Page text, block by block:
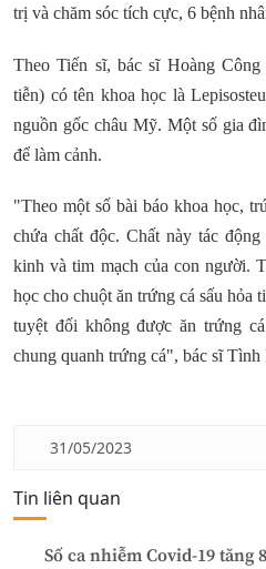
trị và chăm sóc tích cực, 6 bệnh
Theo Tiến sĩ, bác sĩ Hoàng
tiễn) có tên khoa học là
nguồn gốc châu Mỹ. Một số gia
để làm cảnh.
"Theo một số bài báo khoa học,
chứa chất độc. Chất này tác
kinh và tim mạch của con người.
học cho chuột ăn trứng cá sấu hỏa
tuyệt đối không được ăn trứng
chung quanh trứng cá", bác sĩ Tình
31/05/2023
Tin liên quan
Số ca nhiễm Covid-19